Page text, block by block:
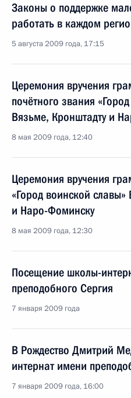
Законы о поддержке
работать в каждом
5 августа 2009 года, 17:15
Церемония вручения
почётного звания
Вязьме, Кронштадту и
8 мая 2009 года, 12:40
Церемония вручения
«Город воинской
и Наро-Фоминску
8 мая 2009 года, 12:30
Посещение школы-
преподобного Сергия
7 января 2009 года
В Рождество Дмитрий
интернат имени
7 января 2009 года, 16:00